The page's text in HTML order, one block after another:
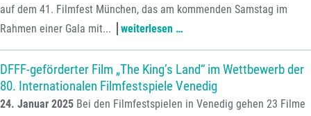
im
wettbewerb
„megalopolis“
im
der
77.
internationalen
auf dem 41. Filmfest München, das am kommenden Samstag im
Rahmen einer Gala mit...
weiterlesen …
dfff-
geförderte
filme
auf
DFFF-geförderter Film „The King’s Land“ im Wettbewerb der
80. Internationalen Filmfestspiele Venedig
24. Januar 2025 Bei den Filmfestspielen in Venedig gehen 23 Filme